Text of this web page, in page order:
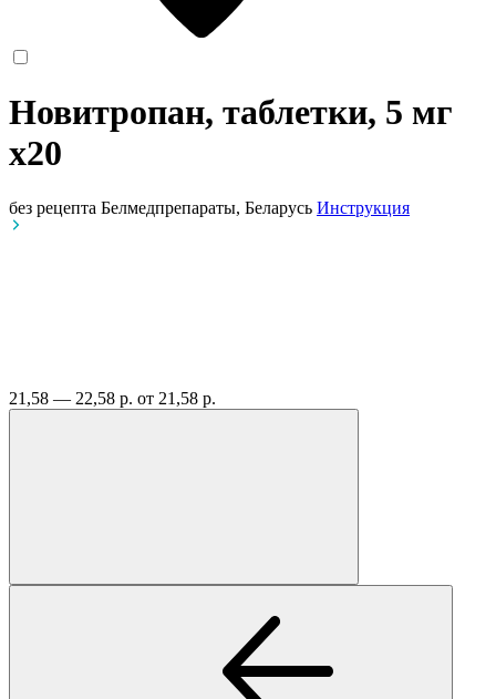
Новитропан, таблетки, 5 мг
x20
без рецепта Белмедпрепараты, Беларусь Инструкция
21,58 — 22,58 р. от 21,58 р.